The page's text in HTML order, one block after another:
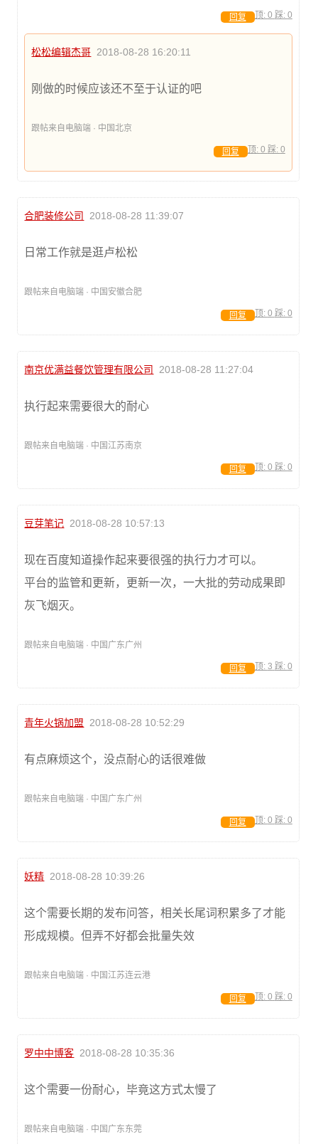
顶: 0 踩: 0
回复
松松编辑杰哥 2018-08-28 16:20:11
刚做的时候应该还不至于认证的吧
跟帖来自电脑端 · 中国北京
顶: 0 踩: 0
回复
合肥装修公司 2018-08-28 11:39:07
日常工作就是逛卢松松
跟帖来自电脑端 · 中国安徽合肥
顶: 0 踩: 0
回复
南京优满益餐饮管理有限公司 2018-08-28 11:27:04
执行起来需要很大的耐心
跟帖来自电脑端 · 中国江苏南京
顶: 0 踩: 0
回复
豆芽笔记 2018-08-28 10:57:13
现在百度知道操作起来要很强的执行力才可以。
平台的监管和更新，更新一次，一大批的劳动成果即
灰飞烟灭。
跟帖来自电脑端 · 中国广东广州
顶: 3 踩: 0
回复
青年火锅加盟 2018-08-28 10:52:29
有点麻烦这个，没点耐心的话很难做
跟帖来自电脑端 · 中国广东广州
顶: 0 踩: 0
回复
妖精 2018-08-28 10:39:26
这个需要长期的发布问答，相关长尾词积累多了才能
形成规模。但弄不好都会批量失效
跟帖来自电脑端 · 中国江苏连云港
顶: 0 踩: 0
回复
罗中中博客 2018-08-28 10:35:36
这个需要一份耐心，毕竟这方式太慢了
跟帖来自电脑端 · 中国广东东莞